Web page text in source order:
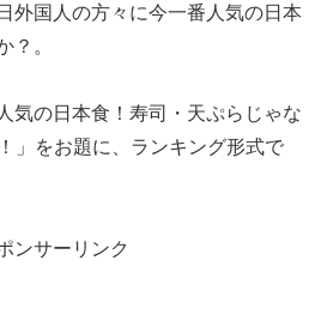
外国人の方々に今一番人気の日本
？。
気の日本食！寿司・天ぷらじゃな
」をお題に、ランキング形式で
ンサーリンク